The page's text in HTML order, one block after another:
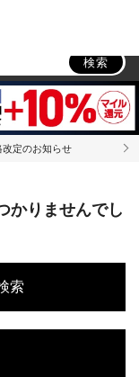
検索
定のお知らせ
かりませんでし
索